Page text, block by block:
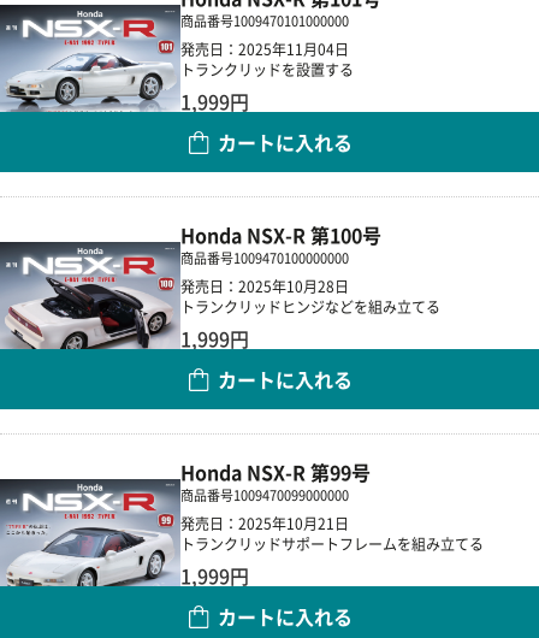
商品番号1009470101000000
発売日：2025年11月04日
トランクリッドを設置する
1,999円
カートに入れる
Honda NSX-R 第100号
商品番号1009470100000000
発売日：2025年10月28日
トランクリッドヒンジなどを組み立てる
1,999円
カートに入れる
Honda NSX-R 第99号
商品番号1009470099000000
発売日：2025年10月21日
トランクリッドサポートフレームを組み立てる
1,999円
カートに入れる